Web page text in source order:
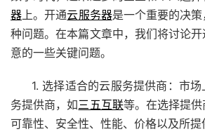
器上。开通云服务器是一个重要的决
种问题。在本篇文章中，我们将讨论开
意的一些关键问题。
1. 选择适合的云服务提供商：市
务提供商，如三五互联等。在选择提
可靠性、安全性、性能、价格以及所提